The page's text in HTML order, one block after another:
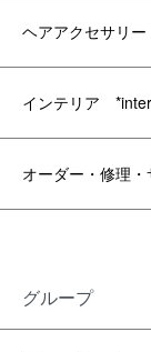
ヘアアクセサリ
インテリア
オーダー・修理
グループ